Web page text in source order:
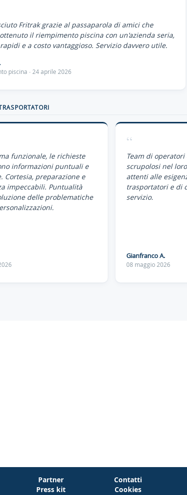
Fritrak grazie al passaparola di amici che
il riempimento piscina con un'azienda seria,
e a costo vantaggioso. Servizio davvero utile.
piscina · 24 aprile 2026
funzionale, le richieste
informazioni puntuali e
Cortesia, preparazione e
impeccabili. Puntualità
delle problematiche
“
Team di
scrupolosi nel
attenti alle
trasportatori e di
servizio.
Gianfranco A.
08 maggio 2026
Partner
Press kit
Contatti
Cookies